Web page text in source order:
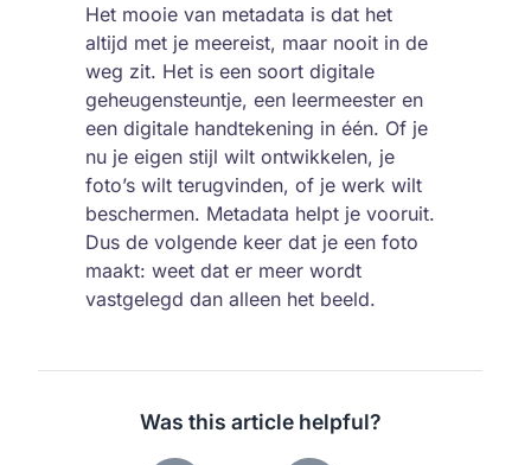
Het mooie van metadata is dat het
altijd met je meereist, maar nooit in de
weg zit. Het is een soort digitale
geheugensteuntje, een leermeester en
een digitale handtekening in één. Of je
nu je eigen stijl wilt ontwikkelen, je
foto’s wilt terugvinden, of je werk wilt
beschermen. Metadata helpt je vooruit.
Dus de volgende keer dat je een foto
maakt: weet dat er meer wordt
vastgelegd dan alleen het beeld.
Was this article helpful?